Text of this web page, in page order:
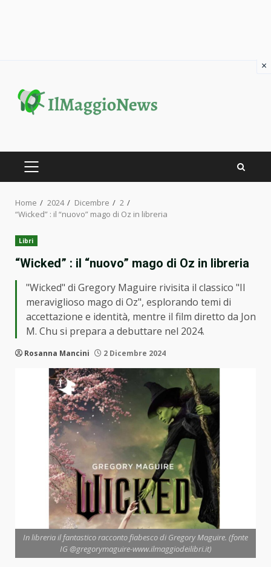
content
PRIMARY
Home 2024 Dicembre
2
“Wicked” : il “nuovo” mago di Oz in libreria
Libri
“Wicked” : il “nuovo” mago di Oz in libreria
"Wicked" di Gregory Maguire rivisita il classico "Il
meraviglioso mago di Oz", esplorando temi di
accettazione e identità, mentre il film diretto da Jon
M. Chu si prepara a debuttare nel 2024.
Rosanna Mancini 2 Dicembre 2024
In libreria il fantastico racconto fiabesco di Gregory Maguire. (fonte
IG @gregorymaguire-www.ilmaggiodeilibri.it)
×